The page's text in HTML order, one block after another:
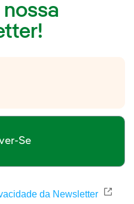
Se
da Newsletter Link